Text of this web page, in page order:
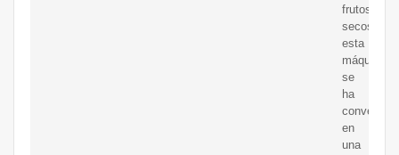
frutos
secos,
esta
máquina
se
ha
convertido
en
una